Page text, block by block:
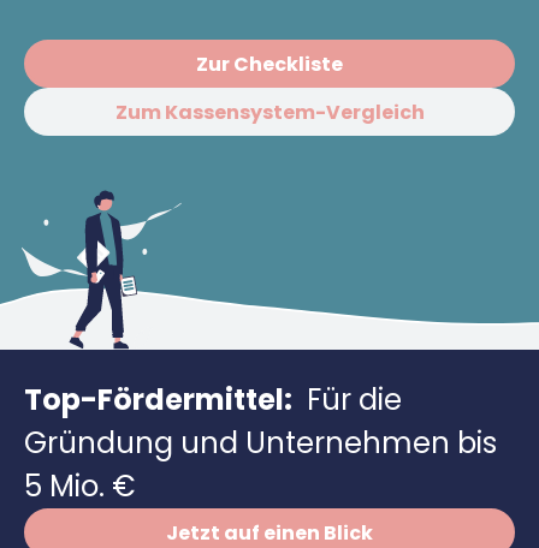
Buchhaltungssoftware
Lohnsoftware
Vergleiche
Marke, AGB & Datenschutz
Geschäftskonto eröffnen
Richtig versichern
Software
Deals
Zur Checkliste
Zum Kassensystem-Vergleich
Top-Fördermittel: Für die
Gründung und Unternehmen bis
5 Mio. €
Jetzt auf einen Blick